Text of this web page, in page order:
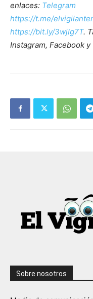
enlaces: Telegram
https://t.me/
https://bit.ly/3wjIg7T.
Instagram, Facebook
Sobre nosotros